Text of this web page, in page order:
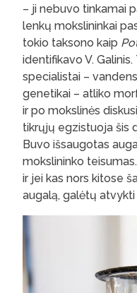
– ji nebuvo tinkamai
lenkų mokslininkai
tokio taksono kaip
identifikavo V.
specialistai –
genetikai – atliko
ir po mokslinės
tikrųjų egzistuoja šis
Buvo išsaugotas
mokslininko
ir jei kas nors kitose
augalą, galėtų